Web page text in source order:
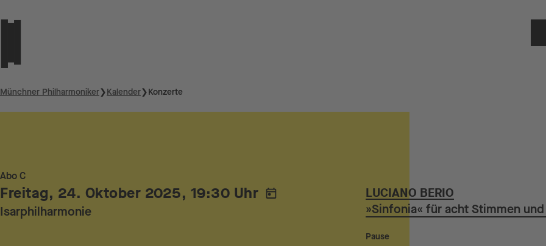
Münchner Philharmoniker❯Kalender❯Konzerte
Abo C
Freitag, 24. Oktober 2025, 19:30 Uhr
Isarphilharmonie
LUCIANO BERIO
»Sinfonia« für acht Stimmen
Pause